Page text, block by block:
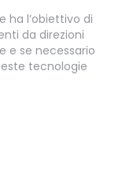
ha l’obiettivo di
da direzioni
e se necessario
tecnologie